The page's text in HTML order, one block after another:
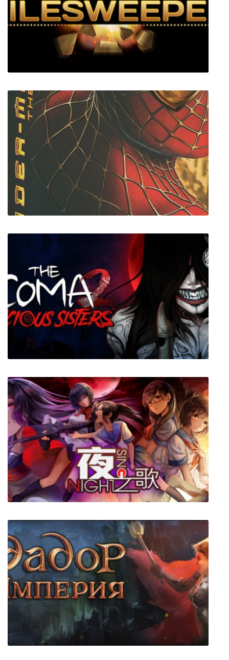
Effie
Tilesweeper
Spider Man 2
The Coma 2: Vicious Sisters
Night Sing